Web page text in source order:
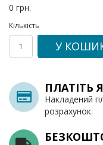
0 грн.
Кількість
У
ПЛАТІТЬ
Накладений
розрахунок.